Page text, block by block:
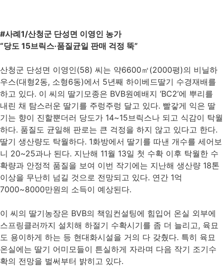
#사례1/산청군 단성면 이영인 농가
“당도 15브릭스·품질균일 판매 걱정 뚝”
산청군 단성면 이영인(58) 씨는 약6600㎡(2000평)의 비닐하
우스(대형2동, 소형6동)에서 5년째 하이베드딸기 수경재배를
하고 있다. 이 씨의 딸기모종은 BVB원예배지 ‘BC2’에 뿌리를
내린 채 탐스러운 딸기를 주렁주렁 달고 있다. 빨갛게 익은 딸
기는 향이 진할뿐더러 당도가 14~15브릭스나 되고 식감이 탁월
하다. 품질도 균일해 판로는 큰 걱정을 하지 않고 있다고 한다.
딸기 생산량도 탁월하다. 1화방에서 딸기를 따낸 개수를 세어보
니 20~25과나 된다. 지난해 11월 13일 첫 수확 이후 탁월한 수
확량과 안정적 품질을 보여 이번 작기에는 지난해 생산량 18톤
이상을 무난히 넘길 것으로 전망되고 있다. 연간 1억
7000~8000만원의 소득이 예상된다.
이 씨의 딸기농장은 BVB의 책임컨설팅에 힘입어 온실 외부에
스프링클러까지 설치해 하절기 수확시기를 좀 더 늘리고, 육묘
도 용이하게 하는 등 현대화시설을 거의 다 갖췄다. 특히 육묘
온실에는 딸기 어미모들이 튼실하게 자라며 다음 작기 조기수
확의 전망을 벌써부터 밝히고 있다.